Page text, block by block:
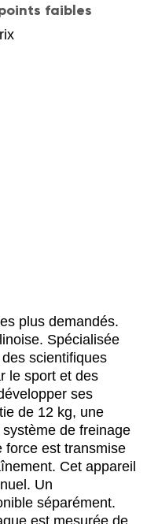
faibles
plus demandés.
Spécialisée
scientifiques
le sport et des
ses
de 12 kg, une
de freinage
force est transmise
Cet appareil
Un
séparément.
est mesurée de